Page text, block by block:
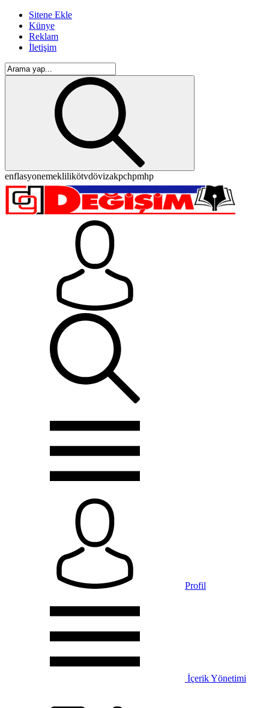
Sitene Ekle
Künye
Reklam
İletişim
enflasyonemeklilikötvdövizakpchpmhp
Profil
İçerik Yönetimi